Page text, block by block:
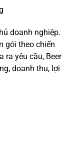
doanh nghiệp.
gói theo chiến
ra yêu cầu, Beer
doanh thu, lợi